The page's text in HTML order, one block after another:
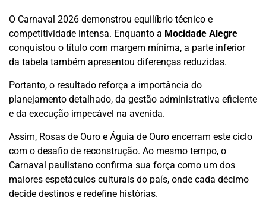
O Carnaval 2026 demonstrou equilíbrio técnico e
competitividade intensa. Enquanto a Mocidade Alegre
conquistou o título com margem mínima, a parte inferior
da tabela também apresentou diferenças reduzidas.
Portanto, o resultado reforça a importância do
planejamento detalhado, da gestão administrativa eficiente
e da execução impecável na avenida.
Assim, Rosas de Ouro e Águia de Ouro encerram este ciclo
com o desafio de reconstrução. Ao mesmo tempo, o
Carnaval paulistano confirma sua força como um dos
maiores espetáculos culturais do país, onde cada décimo
decide destinos e redefine histórias.